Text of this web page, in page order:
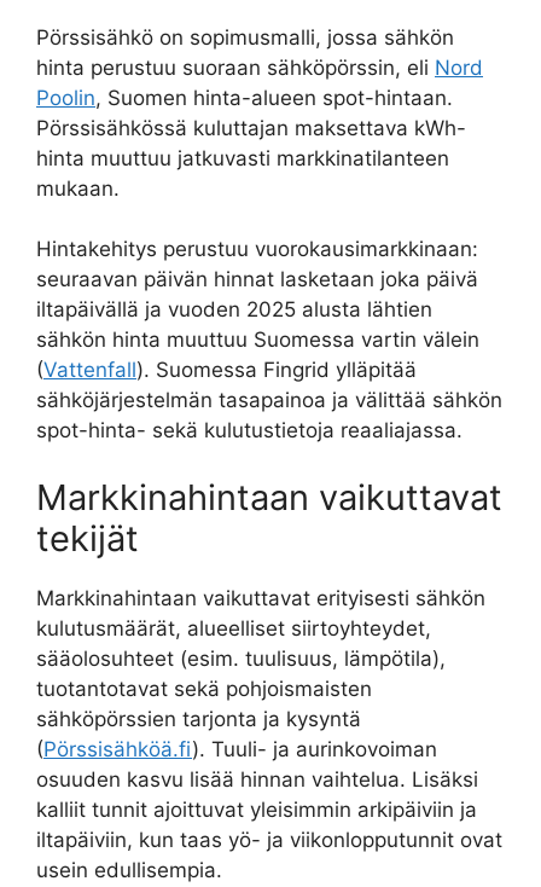
Pörssisähkö on sopimusmalli, jossa sähkön
hinta perustuu suoraan sähköpörssin, eli Nord
Poolin, Suomen hinta-alueen spot-hintaan.
Pörssisähkössä kuluttajan maksettava kWh-
hinta muuttuu jatkuvasti markkinatilanteen
mukaan.
Hintakehitys perustuu vuorokausimarkkinaan:
seuraavan päivän hinnat lasketaan joka päivä
iltapäivällä ja vuoden 2025 alusta lähtien
sähkön hinta muuttuu Suomessa vartin välein
(Vattenfall). Suomessa Fingrid ylläpitää
sähköjärjestelmän tasapainoa ja välittää sähkön
spot-hinta- sekä kulutustietoja reaaliajassa.
Markkinahintaan vaikuttavat
tekijät
Markkinahintaan vaikuttavat erityisesti sähkön
kulutusmäärät, alueelliset siirtoyhteydet,
sääolosuhteet (esim. tuulisuus, lämpötila),
tuotantotavat sekä pohjoismaisten
sähköpörssien tarjonta ja kysyntä
(Pörssisähköä.fi). Tuuli- ja aurinkovoiman
osuuden kasvu lisää hinnan vaihtelua. Lisäksi
kalliit tunnit ajoittuvat yleisimmin arkipäiviin ja
iltapäiviin, kun taas yö- ja viikonlopputunnit ovat
usein edullisempia.